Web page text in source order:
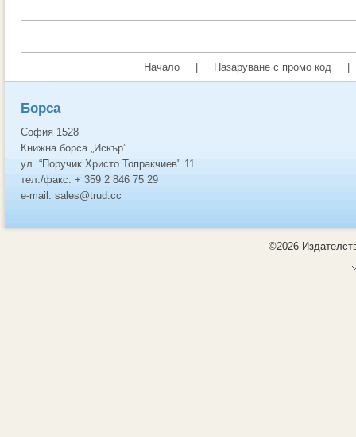
Начало Пазаруване с промо код
Борса
София 1528
Книжна борса „Искър”
ул. “Поручик Христо Топракчиев" 11
тел./факс: + 359 2 846 75 29
e-mail: sales@trud.cc
©2026